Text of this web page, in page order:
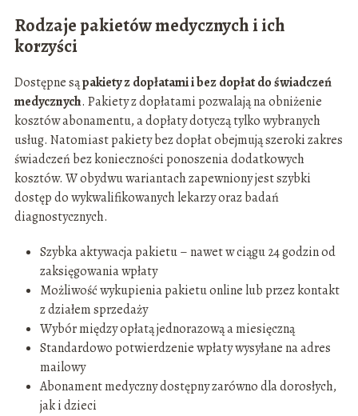
Rodzaje pakietów medycznych i ich
korzyści
Dostępne sąpakiety z dopłatami i bez dopłat do świadczeń
medycznych. Pakiety z dopłatami pozwalają na obniżenie
kosztów abonamentu, a dopłaty dotyczą tylko wybranych
usług. Natomiast pakiety bez dopłat obejmują szeroki zakres
świadczeń bez konieczności ponoszenia dodatkowych
kosztów. W obydwu wariantach zapewniony jest szybki
dostęp do wykwalifikowanych lekarzy oraz badań
diagnostycznych.
Szybka aktywacja pakietu – nawet w ciągu 24 godzin od
zaksięgowania wpłaty
Możliwość wykupienia pakietu online lub przez kontakt
z działem sprzedaży
Wybór między opłatą jednorazową a miesięczną
Standardowo potwierdzenie wpłaty wysyłane na adres
mailowy
Abonament medyczny dostępny zarówno dla dorosłych,
jak i dzieci